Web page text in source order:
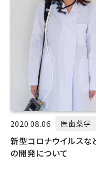
2020.08.06 医歯薬学
新型コロナウイルスな
の開発について